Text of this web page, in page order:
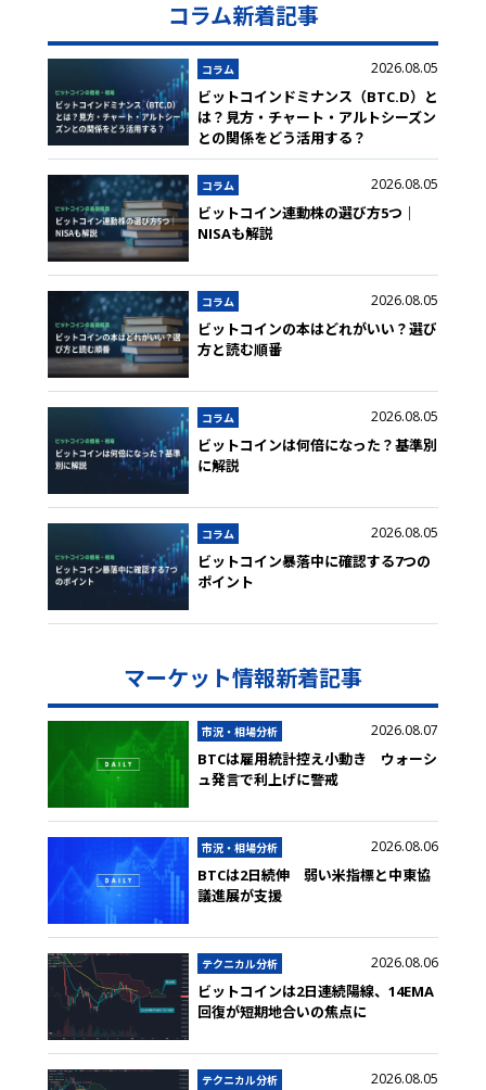
コラム新着記事
コラム 2026.08.05
ビットコインドミナンス（BTC.D）と
は？見方・チャート・アルトシーズン
との関係をどう活用する？
コラム 2026.08.05
ビットコイン連動株の選び方5つ｜
NISAも解説
コラム 2026.08.05
ビットコインの本はどれがいい？選び
方と読む順番
コラム 2026.08.05
ビットコインは何倍になった？基準別
に解説
コラム 2026.08.05
ビットコイン暴落中に確認する7つの
ポイント
マーケット情報新着記事
市況・相場分析 2026.08.07
BTCは雇用統計控え小動き ウォーシ
ュ発言で利上げに警戒
市況・相場分析 2026.08.06
BTCは2日続伸 弱い米指標と中東協
議進展が支援
テクニカル分析 2026.08.06
ビットコインは2日連続陽線、14EMA
回復が短期地合いの焦点に
テクニカル分析 2026.08.05